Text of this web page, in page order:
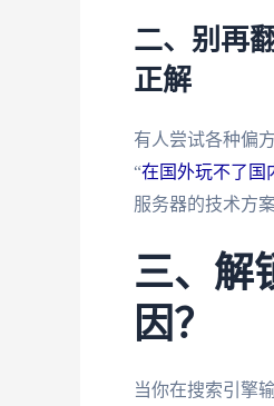
二、别再
正解
有人尝试各种偏
“在国外玩不了国
服务器的技术方
三、解
因？
当你在搜索引擎